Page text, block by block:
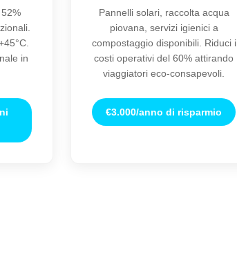
in
Pannelli solari, raccolta acqua
piovana, servizi igienici a
compostaggio disponibili. Riduci i
costi operativi del 60% attirando
viaggiatori eco-consapevoli.
€3.000/anno di risparmio